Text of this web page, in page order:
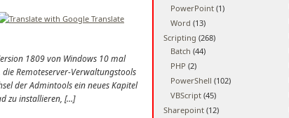
1809 von Windows 10 mal
die Remoteserver-Verwaltungstools
der Admintools ein neues Kapitel
zu installieren, […]
PowerPoint (1)
Word (13)
Scripting (268)
Batch (44)
PHP (2)
PowerShell (102)
VBScript (45)
Sharepoint (12)